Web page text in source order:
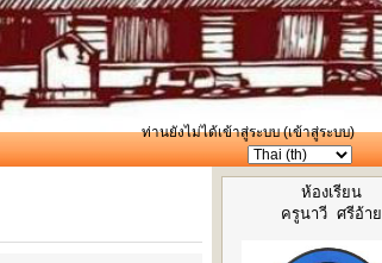
ท่านยังไม่ได้เข้าสู่ระบบ (เข้าสู่ระบบ)
ห้องเรียน
ครูนาวี ศรีอ้าย